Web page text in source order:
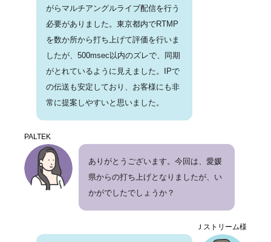
がらマルチアングルライブ配信を行う
必要がありました。東京都内でRTMP
を数か所から打ち上げて評価を行いま
したが、500msec以内のズレで、同期
がとれているように見えました。IPで
の伝送も安定しており、お客様にも非
常に提案しやすいと思いました。
PALTEK
ありがとうございます。今回は、愛媛
県からの打ち上げとなりましたが、い
かがでしたでしょうか？
Ｊストリーム様